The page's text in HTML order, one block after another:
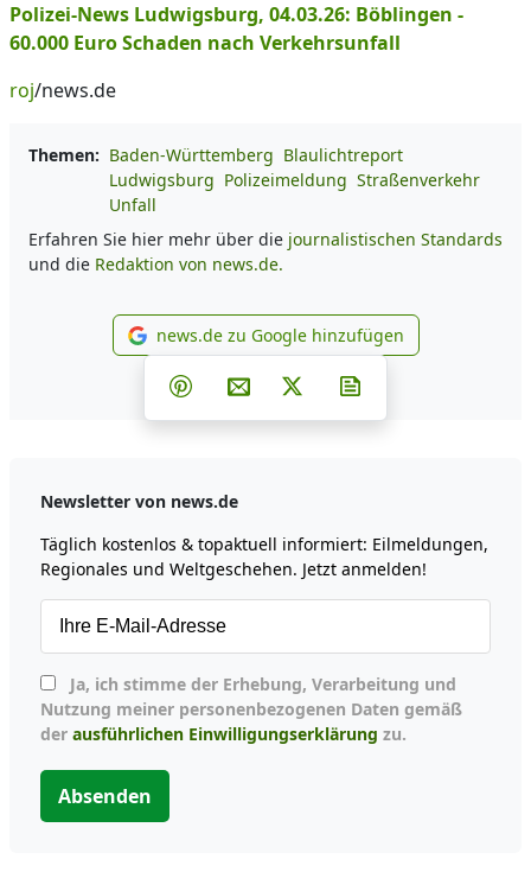
Polizei-News Ludwigsburg, 04.03.26: Böblingen -
60.000 Euro Schaden nach Verkehrsunfall
roj/news.de
Themen: Baden-Württemberg Blaulichtreport
Ludwigsburg Polizeimeldung Straßenverkehr
Unfall
Erfahren Sie hier mehr über die journalistischen Standards
und die Redaktion von news.de.
news.de zu Google
news.de zu Google hinzufügen
Teilen auf Facebook
Teilen auf Whatsapp
Teilen auf Telegram
Teilen auf Pinterest
Per E-Mail teilen
Post auf X
Newsletter von news.de
Täglich kostenlos & topaktuell informiert: Eilmeldungen,
Regionales und Weltgeschehen. Jetzt anmelden!
Nutzung meiner personenbezogenen Daten gemäß
der ausführlichen Einwilligungserklärung zu.
Absenden